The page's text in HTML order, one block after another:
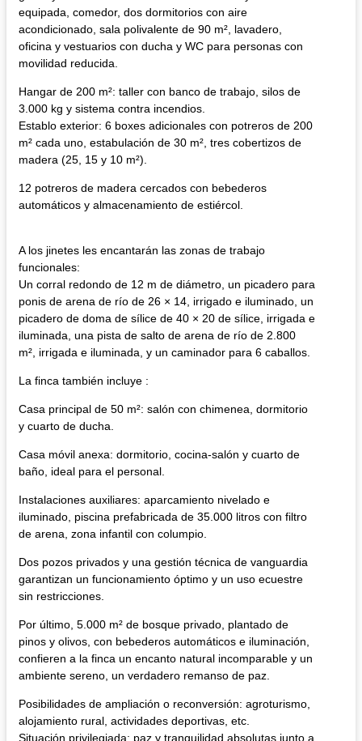
equipada, comedor, dos dormitorios con aire
acondicionado, sala polivalente de 90 m², lavadero,
oficina y vestuarios con ducha y WC para personas con
movilidad reducida.
Hangar de 200 m²: taller con banco de trabajo, silos de
3.000 kg y sistema contra incendios.
Establo exterior: 6 boxes adicionales con potreros de 200
m² cada uno, estabulación de 30 m², tres cobertizos de
madera (25, 15 y 10 m²).
12 potreros de madera cercados con bebederos
automáticos y almacenamiento de estiércol.
A los jinetes les encantarán las zonas de trabajo
funcionales:
Un corral redondo de 12 m de diámetro, un picadero para
ponis de arena de río de 26 × 14, irrigado e iluminado, un
picadero de doma de sílice de 40 × 20 de sílice, irrigada e
iluminada, una pista de salto de arena de río de 2.800
m², irrigada e iluminada, y un caminador para 6 caballos.
La finca también incluye :
Casa principal de 50 m²: salón con chimenea, dormitorio
y cuarto de ducha.
Casa móvil anexa: dormitorio, cocina-salón y cuarto de
baño, ideal para el personal.
Instalaciones auxiliares: aparcamiento nivelado e
iluminado, piscina prefabricada de 35.000 litros con filtro
de arena, zona infantil con columpio.
Dos pozos privados y una gestión técnica de vanguardia
garantizan un funcionamiento óptimo y un uso ecuestre
sin restricciones.
Por último, 5.000 m² de bosque privado, plantado de
pinos y olivos, con bebederos automáticos e iluminación,
confieren a la finca un encanto natural incomparable y un
ambiente sereno, un verdadero remanso de paz.
Posibilidades de ampliación o reconversión: agroturismo,
alojamiento rural, actividades deportivas, etc.
Situación privilegiada: paz y tranquilidad absolutas junto a